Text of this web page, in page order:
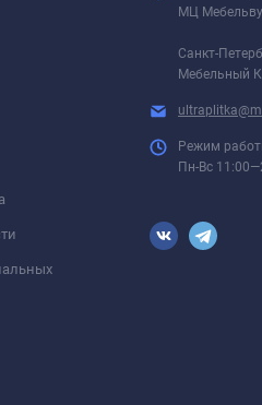
МЦ
Санкт-
Мебельный
Режим
Пн-Вс